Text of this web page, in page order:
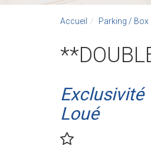
Accueil Parking / Box
Exclusivité
Loué